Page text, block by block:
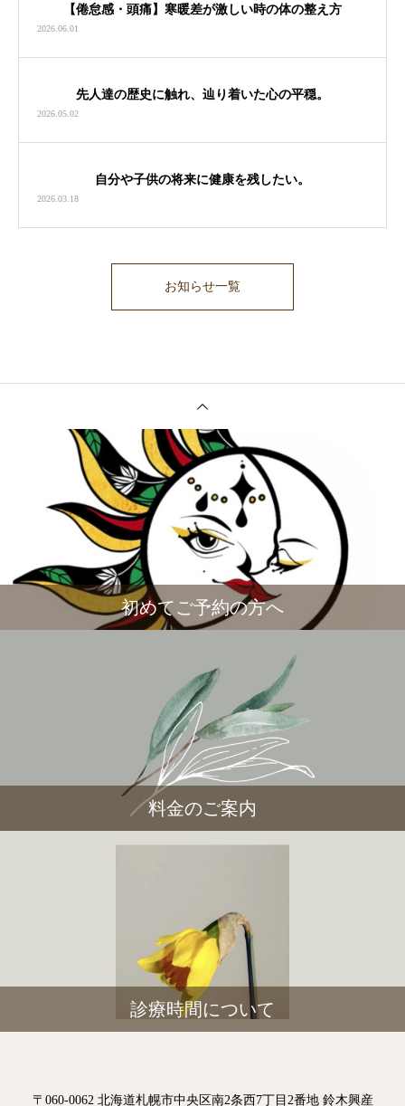
【倦怠感・頭痛】寒暖差が激しい時の体の整え方
2026.06.01
先人達の歴史に触れ、辿り着いた心の平穏。
2026.05.02
自分や子供の将来に健康を残したい。
2026.03.18
お知らせ一覧
初めてご予約の方へ
料金のご案内
診療時間について
〒060-0062 北海道札幌市中央区南2条西7丁目2番地 鈴木興産